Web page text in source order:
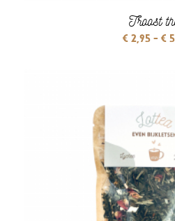
Troost
€ 2,95 - €